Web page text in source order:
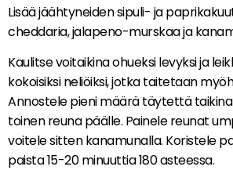
Lisää jäähtyneiden sipuli- ja
cheddaria, jalapeno-murskaa ja
Kaulitse voitaikina ohueksi levyksi ja
kokoisiksi neliöiksi, jotka taitetaan
Annostele pieni määrä täytettä
toinen reuna päälle. Painele reunat
voitele sitten kanamunalla. Koristele
paista 15-20 minuuttia 180 asteessa.